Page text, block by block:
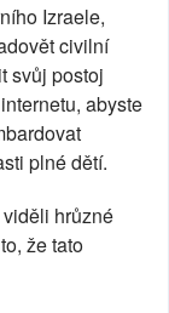
Izraele,
civilní
svůj postoj
abyste
plné dětí.
hrůzné
že tato